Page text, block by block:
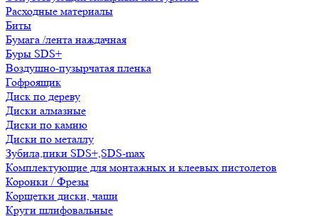
Расходные материалы
Биты
Бумага /лента наждачная
Буры SDS+
Воздушно-пузырчатая пленка
Гофроящик
Диск по дереву
Диски алмазные
Диски по камню
Диски по металлу
Зубила,пики SDS+,SDS-max
Комплектующие для монтажных и клеевых пистолетов
Коронки / Фрезы
Корщетки диски, чаши
Круги шлифовальные